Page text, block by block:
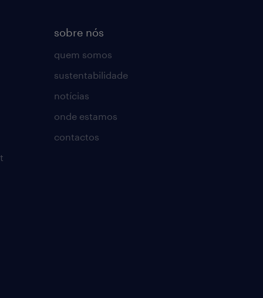
sobre nós
quem somos
sustentabilidade
notícias
onde estamos
contactos